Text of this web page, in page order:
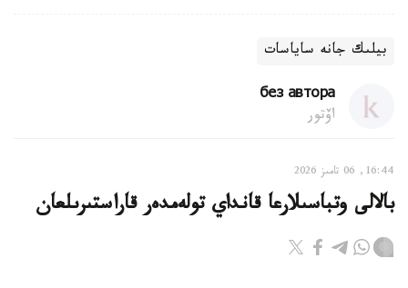
بيلىك جانە ساياسات
без автора
اۆتور
16:44, 06 تامىز 2026
بالالى وتباسىلارعا قانداي تولەمدەر قاراستىرىلعان